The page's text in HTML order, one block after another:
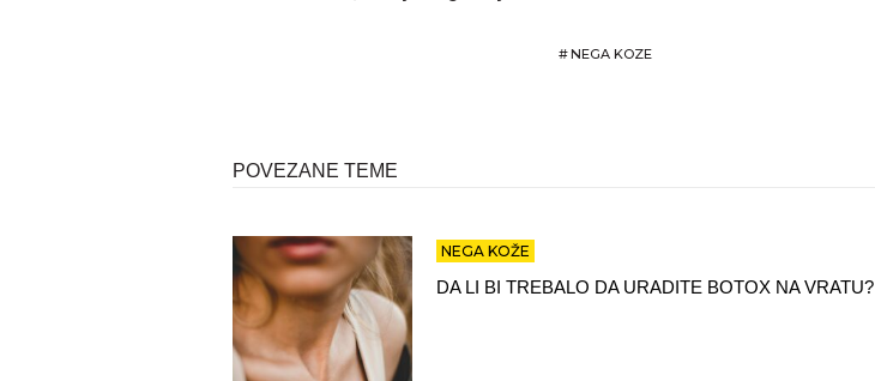
#NEGA KOZE
POVEZANE TEME
NEGA KOŽE
DA LI BI TREBALO DA URADITE BOTOX NA VRATU?